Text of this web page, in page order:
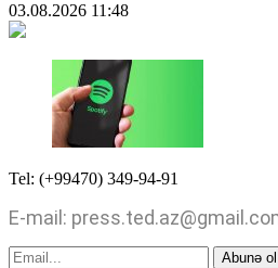
03.08.2026 11:48
Tel: (+99470) 349-94-91
E-mail:
Abunə ol